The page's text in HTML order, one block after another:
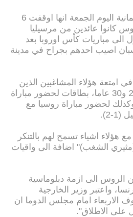
ثم اعلنت الشرطة الالمانية اليوم الجمعة انها اوقفت 6
كانوا عائدين من مرسيليا
مباريات كأس اوروبا بعد
اصيب احدهم بجراح في مدينة
امتعة هؤلاء المشاغبين الذين
تتراوح اعمارهم بين 26 و30 عاما، بطاقات لحضور مباراة
وانجلترا (1-1) وكذلك لحضور مباراة روسيا مع
2).
اشياء تسمح لهم بالتنكر
الشغب)" اضافة الى واقيات
الروس الى ازمة دبلوماسية
واعتبر وزير الخارجية
الاربعاء امام مجلس الدوما ان
على الاطلاق".